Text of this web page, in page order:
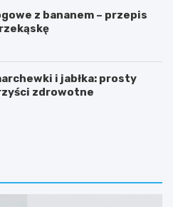
z bananem – przepis
i jabłka: prosty
zdrowotne